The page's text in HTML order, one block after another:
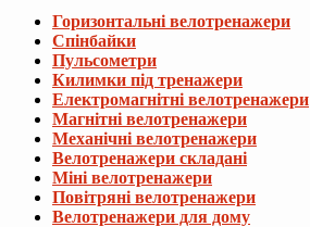
Горизонтальні велотренажери
Спінбайки
Пульсометри
Килимки під тренажери
Електромагнітні велотренажери
Магнітні велотренажери
Механічні велотренажери
Велотренажери складані
Міні велотренажери
Повітряні велотренажери
Велотренажери для дому